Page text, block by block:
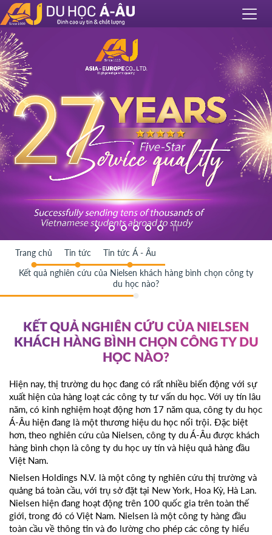
Trang chủ Tin tức Tin tức Á - Âu
Kết quả nghiên cứu của Nielsen khách hàng bình chọn công ty
du học nào?
KẾT QUẢ NGHIÊN CỨU CỦA NIELSEN
KHÁCH HÀNG BÌNH CHỌN CÔNG TY DU
HỌC NÀO?
Hiện nay, thị trường du học đang có rất nhiều biến động với sự
xuất hiện của hàng loạt các công ty tư vấn du học. Với uy tín lâu
năm, có kinh nghiệm hoạt động hơn 17 năm qua, công ty du học
Á-Âu hiện đang là một thương hiệu du học nổi trội. Đặc biệt
hơn, theo nghiên cứu của Nielsen, công ty du Á-Âu được khách
hàng bình chọn là công ty du học uy tín và hiệu quả hàng đầu
Việt Nam.
Nielsen Holdings N.V. là một công ty nghiên cứu thị trường và
quảng bá toàn cầu, với trụ sở đặt tại New York, Hoa Kỳ, Hà Lan.
Nielsen hiện đang hoạt động trên 100 quốc gia trên toàn thế
giới, trong đó có Việt Nam. Nielsen là một công ty hàng đầu
toàn cầu về thông tin và đo lường cho phép các công ty hiểu